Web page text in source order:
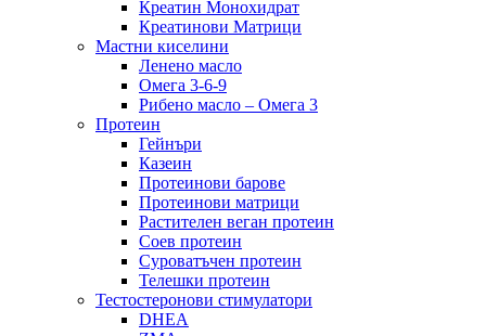
Креатин Монохидрат
Креатинови Матрици
Мастни киселини
Ленено масло
Омега 3-6-9
Рибено масло – Омега 3
Протеин
Гейнъри
Казеин
Протеинови барове
Протеинови матрици
Растителен веган протеин
Соев протеин
Суроватъчен протеин
Телешки протеин
Тестостеронови стимулатори
DHEA